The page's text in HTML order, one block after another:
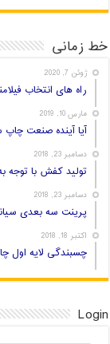
خط زمانی
ژوئن 7, 2020
راه های انتخاب
مارس 10, 2019
آیا آینده صنعت
دسامبر 23, 2018
تولید کفش با توجه
دسامبر 23, 2018
پرینت سه بعدی
اکتبر 18, 2018
چسبندگی لایه اول چاپ
Login